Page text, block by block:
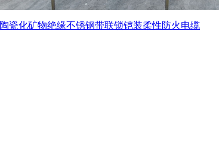
陶瓷化矿物绝缘不锈钢带联锁铠装柔性防火电缆